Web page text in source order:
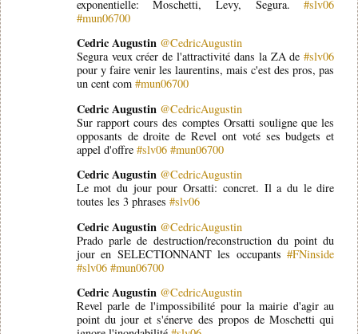
exponentielle: Moschetti, Levy, Segura.#slv06
#mun06700
Cedric Augustin @CedricAugustin
Segura veux créer de l'attractivité dans la ZA de#slv06
pour y faire venir les laurentins, mais c'est des pros, pas
un cent com #mun06700
Cedric Augustin @CedricAugustin
Sur rapport cours des comptes Orsatti souligne que les
opposants de droite de Revel ont voté ses budgets et
appel d'offre #slv06 #mun06700
Cedric Augustin @CedricAugustin
Le mot du jour pour Orsatti: concret. Il a du le dire
toutes les 3 phrases #slv06
Cedric Augustin @CedricAugustin
Prado parle de destruction/reconstruction du point du
jour en SELECTIONNANT les occupants#FNinside
#slv06 #mun06700
Cedric Augustin @CedricAugustin
Revel parle de l'impossibilité pour la mairie d'agir au
point du jour et s'énerve des propos de Moschetti qui